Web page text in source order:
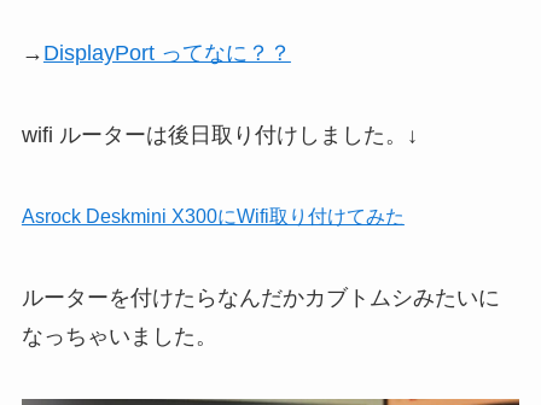
→ DisplayPort ってなに？？
wifi ルーターは後日取り付けしました。↓
Asrock Deskmini X300にWifi取り付けてみた
ルーターを付けたらなんだかカブトムシみたいに
なっちゃいました。